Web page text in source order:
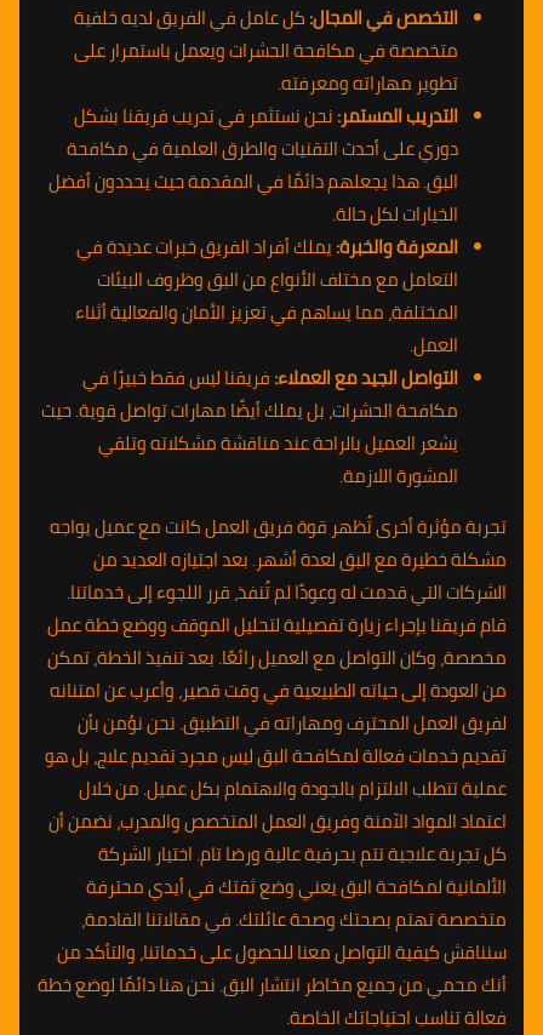
التخصص في المجال:كل عامل في الفريق لديه خلفية
متخصصة في مكافحة الحشرات ويعمل باستمرار على
تطوير مهاراته ومعرفته.
التدريب المستمر:نحن نستثمر في تدريب فريقنا بشكل
دوري على أحدث التقنيات والطرق العلمية في مكافحة
البق. هذا يجعلهم دائمًا في المقدمة حيث يحددون أفضل
الخيارات لكل حالة.
المعرفة والخبرة:يملك أفراد الفريق خبرات عديدة في
التعامل مع مختلف الأنواع من البق وظروف البيئات
المختلفة، مما يساهم في تعزيز الأمان والفعالية أثناء
العمل.
التواصل الجيد مع العملاء:فريقنا ليس فقط خبيرًا في
مكافحة الحشرات، بل يملك أيضًا مهارات تواصل قوية. حيث
يشعر العميل بالراحة عند مناقشة مشكلاته وتلقي
المشورة اللازمة.
تجربة مؤثرة أخرى تُظهر قوة فريق العمل كانت مع عميل يواجه
مشكلة خطيرة مع البق لعدة أشهر. بعد اجتيازه العديد من
الشركات التي قدمت له وعودًا لم تُنفذ، قرر اللجوء إلى خدماتنا.
قام فريقنا بإجراء زيارة تفصيلية لتحليل الموقف ووضع خطة عمل
مخصصة، وكان التواصل مع العميل رائعًا. بعد تنفيذ الخطة، تمكن
من العودة إلى حياته الطبيعية في وقت قصير، وأعرب عن امتنانه
لفريق العمل المحترف ومهاراته في التطبيق. نحن نؤمن بأن
تقديم خدمات فعالة لمكافحة البق ليس مجرد تقديم علاج، بل هو
عملية تتطلب الالتزام بالجودة والاهتمام بكل عميل. من خلال
اعتماد المواد الآمنة وفريق العمل المتخصص والمدرب، نضمن أن
كل تجربة علاجية تتم بحرفية عالية ورضا تام. اختيار الشركة
الألمانية لمكافحة البق يعني وضع ثقتك في أيدي محترفة
متخصصة تهتم بصحتك وصحة عائلتك. في مقالاتنا القادمة،
سنناقش كيفية التواصل معنا للحصول على خدماتنا، والتأكد من
أنك محمي من جميع مخاطر انتشار البق. نحن هنا دائمًا لوضع خطة
فعالة تناسب احتياجاتك الخاصة.